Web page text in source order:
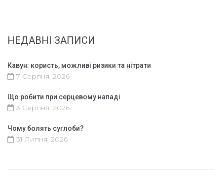
НЕДАВНІ ЗАПИСИ
Кавун: користь, можливі ризики та нітрати
7 Серпня, 2026
Що робити при серцевому нападі
3 Серпня, 2026
Чому болять суглоби?
31 Липня, 2026